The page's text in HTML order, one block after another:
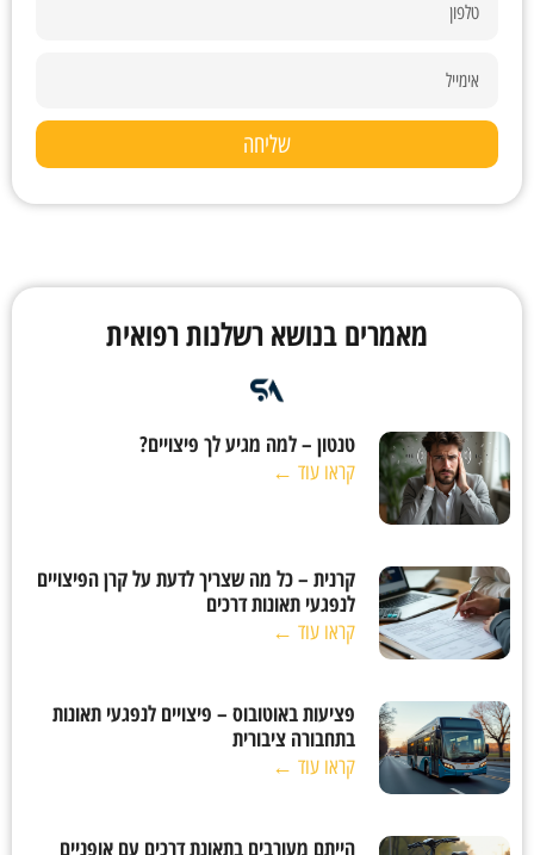
שליחה
מאמרים בנושא רשלנות רפואית
טנטון – למה מגיע לך פיצויים?
קראו עוד ←
קרנית – כל מה שצריך לדעת על קרן הפיצויים
לנפגעי תאונות דרכים
קראו עוד ←
פציעות באוטובוס – פיצויים לנפגעי תאונות
בתחבורה ציבורית
קראו עוד ←
הייתם מעורבים בתאונת דרכים עם אופניים